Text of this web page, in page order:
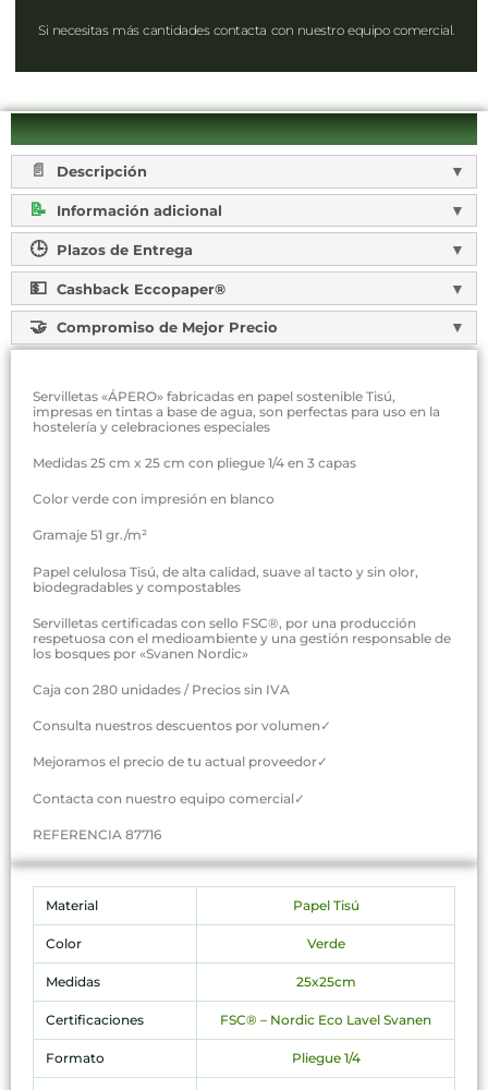
Si necesitas más cantidades contacta con nuestro equipo comercial.
Descripción
Información adicional
Plazos de Entrega
Cashback Eccopaper®
Compromiso de Mejor Precio
Servilletas «ÁPERO» fabricadas en papel sostenible Tisú,
impresas en tintas a base de agua, son perfectas para uso en la
hostelería y celebraciones especiales
Medidas 25 cm x 25 cm con pliegue 1/4 en 3 capas
Color verde con impresión en blanco
Gramaje 51 gr./m²
Papel celulosa Tisú, de alta calidad, suave al tacto y sin olor,
biodegradables y compostables
Servilletas certificadas con sello FSC®, por una producción
respetuosa con el medioambiente y una gestión responsable de
los bosques por «Svanen Nordic»
Caja con 280 unidades / Precios sin IVA
Consulta nuestros descuentos por volumen✓
Mejoramos el precio de tu actual proveedor✓
Contacta con nuestro equipo comercial✓
REFERENCIA 87716
Material Papel Tisú
Color Verde
Medidas 25x25cm
Certificaciones FSC® – Nordic Eco Lavel Svanen
Formato Pliegue 1/4